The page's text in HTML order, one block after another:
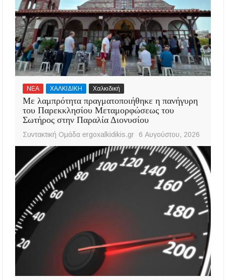
ΝΕΑ ΧΑΛΚΙΔΙΚΗ Χαλκιδική
Με λαμπρότητα πραγματοποιήθηκε η πανήγυρη
του Παρεκκλησίου Μεταμορφώσεως του
Σωτήρος στην Παραλία Διονυσίου
Συντακτική Ομάδα ergoxalkidikis.gr 6 Αυγούστου, 2026